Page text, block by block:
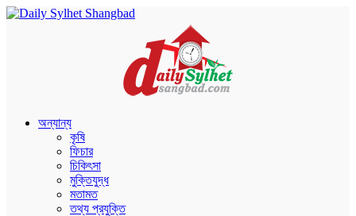
অন্যান্য
কৃষি
ফিচার
চিকিৎসা
মুক্তিযুদ্ধ
মতামত
তথ্য প্রযুক্তি